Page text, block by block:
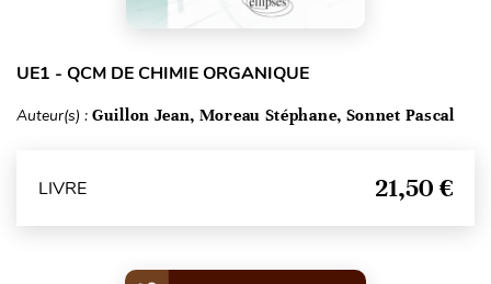
UE1 - QCM DE CHIMIE ORGANIQUE
Auteur(s) : Guillon Jean, Moreau Stéphane, Sonnet Pascal
LIVRE 21,50 €